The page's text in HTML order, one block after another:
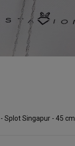
Splot Singapur - 45 cm